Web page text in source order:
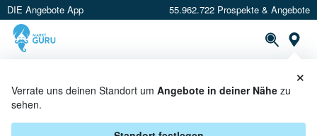
DIE Angebote App 55.962.722 Prospekte & Angebote
Verrate uns deinen Standort um Angebote in deiner Nähe zu
sehen.
×
ALKOHOLFREIES BIER